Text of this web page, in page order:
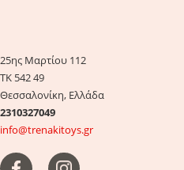
25ης Μαρτίου 112
ΤΚ 542 49
Θεσσαλονίκη, Ελλάδα
2310327049
info@trenakitoys.gr